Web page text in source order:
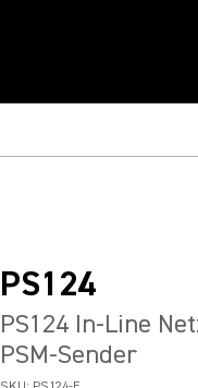
PS124
PS124 In-Line
PSM-Sender